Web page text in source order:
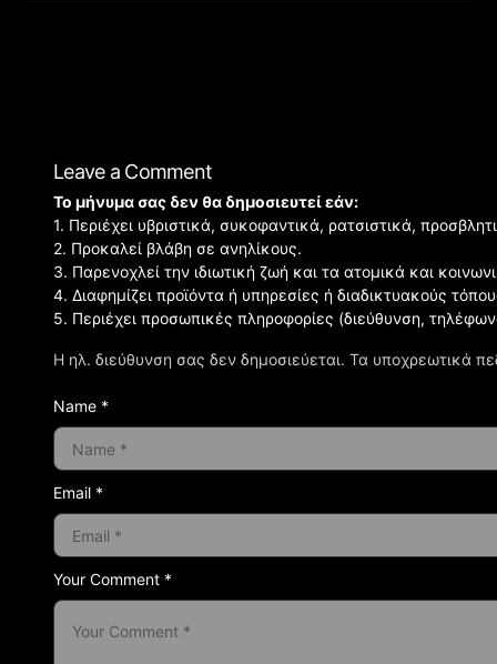
Leave a Comment
Η ηλ. διεύθυνση σας δεν δημοσιεύεται. Τα υποχρεωτικά
Your Comment *
Το μήνυμα σας δεν θα δημοσιευτεί εάν:
1. Περιέχει υβριστικά, συκοφαντικά, ρατσιστικά,
2. Προκαλεί βλάβη σε ανηλίκους.
3. Παρενοχλεί την ιδιωτική ζωή και τα ατομικά και
4. Διαφημίζει προϊόντα ή υπηρεσίες ή διαδικτυακούς
5. Περιέχει προσωπικές πληροφορίες (διεύθυνση,
Name *
Email *